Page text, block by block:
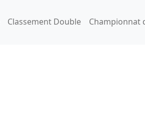
Classement Double Championnat